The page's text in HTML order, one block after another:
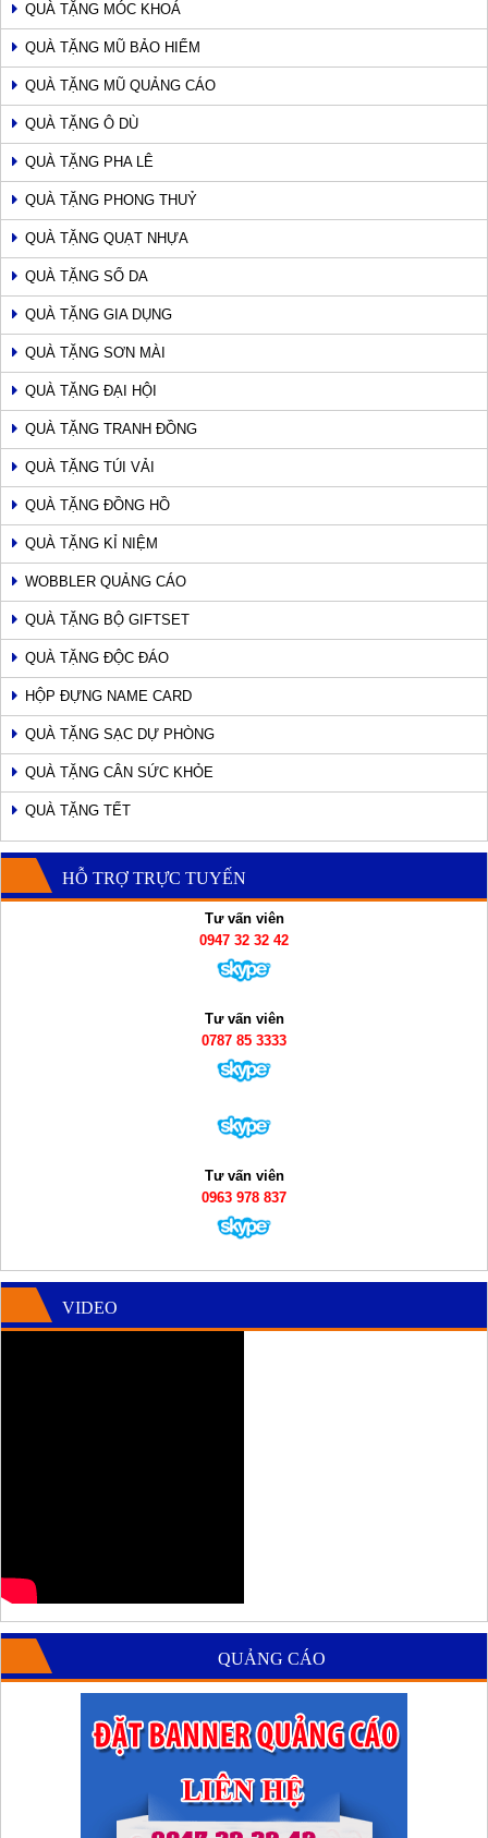
QUÀ TẶNG MÓC KHOÁ
QUÀ TẶNG MŨ BẢO HIỂM
QUÀ TẶNG MŨ QUẢNG CÁO
QUÀ TẶNG Ô DÙ
QUÀ TẶNG PHA LÊ
QUÀ TẶNG PHONG THUỶ
QUÀ TẶNG QUẠT NHỰA
QUÀ TẶNG SỔ DA
QUÀ TẶNG GIA DỤNG
QUÀ TẶNG SƠN MÀI
QUÀ TẶNG ĐẠI HỘI
QUÀ TẶNG TRANH ĐỒNG
QUÀ TẶNG TÚI VẢI
QUÀ TẶNG ĐỒNG HỒ
QUÀ TẶNG KỈ NIỆM
WOBBLER QUẢNG CÁO
QUÀ TẶNG BỘ GIFTSET
QUÀ TẶNG ĐỘC ĐÁO
HỘP ĐỰNG NAME CARD
QUÀ TẶNG SẠC DỰ PHÒNG
QUÀ TẶNG CÂN SỨC KHỎE
QUÀ TẶNG TẾT
HỖ TRỢ TRỰC TUYẾN
Tư vấn viên
0947 32 32 42
Tư vấn viên
0787 85 3333
Tư vấn viên
0963 978 837
VIDEO
QUẢNG CÁO